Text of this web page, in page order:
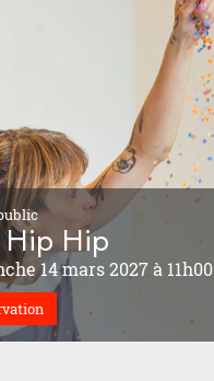
Hip
14 mars 2027 à 11h00